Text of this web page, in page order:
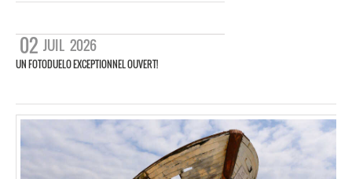
02 JUIL 2026
UN FOTODUELO EXCEPTIONNEL OUVERT!